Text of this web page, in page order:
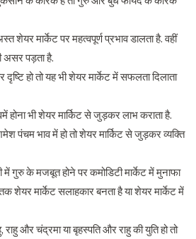
शेयर मार्केट पर महत्वपूर्ण प्रभाव डालता है. वहीं
असर पड़ता है.
हो तो यह भी शेयर मार्केट में सफलता दिलाता
भी शेयर मार्किट से जुड़कर लाभ कराता है.
पंचम भाव में हो तो शेयर मार्किट से जुड़कर व्यक्ति
गुरु के मजबूत होने पर कमोडिटी मार्केट में मुनाफा
शेयर मार्केट सलाहकार बनता है या शेयर मार्केट में
और चंद्रमा या बृ‍हस्पति और राहु की युति हो तो